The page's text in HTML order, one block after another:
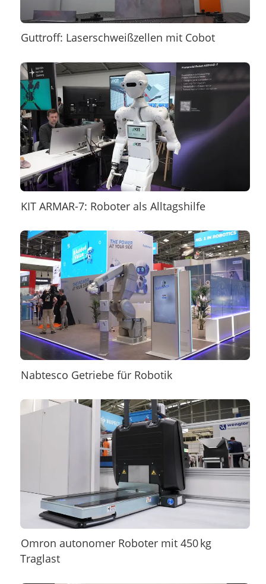
Guttroff: Laserschweißzellen mit Cobot
KIT ARMAR-7: Roboter als Alltagshilfe
Nabtesco Getriebe für Robotik
Omron autonomer Roboter mit 450 kg
Traglast